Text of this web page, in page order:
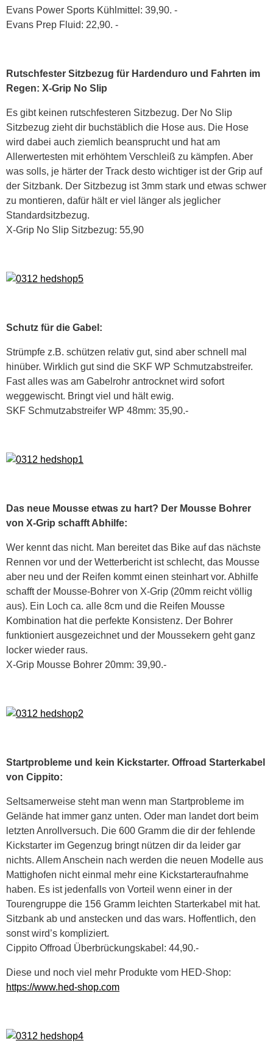
Evans Power Sports Kühlmittel: 39,90. -
Evans Prep Fluid: 22,90. -
Rutschfester Sitzbezug für Hardenduro und Fahrten im
Regen: X-Grip No Slip
Es gibt keinen rutschfesteren Sitzbezug. Der No Slip
Sitzbezug zieht dir buchstäblich die Hose aus. Die Hose
wird dabei auch ziemlich beansprucht und hat am
Allerwertesten mit erhöhtem Verschleiß zu kämpfen. Aber
was solls, je härter der Track desto wichtiger ist der Grip auf
der Sitzbank. Der Sitzbezug ist 3mm stark und etwas schwer
zu montieren, dafür hält er viel länger als jeglicher
Standardsitzbezug.
X-Grip No Slip Sitzbezug: 55,90
Schutz für die Gabel:
Strümpfe z.B. schützen relativ gut, sind aber schnell mal
hinüber. Wirklich gut sind die SKF WP Schmutzabstreifer.
Fast alles was am Gabelrohr antrocknet wird sofort
weggewischt. Bringt viel und hält ewig.
SKF Schmutzabstreifer WP 48mm: 35,90.-
Das neue Mousse etwas zu hart? Der Mousse Bohrer
von X-Grip schafft Abhilfe:
Wer kennt das nicht. Man bereitet das Bike auf das nächste
Rennen vor und der Wetterbericht ist schlecht, das Mousse
aber neu und der Reifen kommt einen steinhart vor. Abhilfe
schafft der Mousse-Bohrer von X-Grip (20mm reicht völlig
aus). Ein Loch ca. alle 8cm und die Reifen Mousse
Kombination hat die perfekte Konsistenz. Der Bohrer
funktioniert ausgezeichnet und der Moussekern geht ganz
locker wieder raus.
X-Grip Mousse Bohrer 20mm: 39,90.-
Startprobleme und kein Kickstarter. Offroad Starterkabel
von Cippito:
Seltsamerweise steht man wenn man Startprobleme im
Gelände hat immer ganz unten. Oder man landet dort beim
letzten Anrollversuch. Die 600 Gramm die dir der fehlende
Kickstarter im Gegenzug bringt nützen dir da leider gar
nichts. Allem Anschein nach werden die neuen Modelle aus
Mattighofen nicht einmal mehr eine Kickstarteraufnahme
haben. Es ist jedenfalls von Vorteil wenn einer in der
Tourengruppe die 156 Gramm leichten Starterkabel mit hat.
Sitzbank ab und anstecken und das wars. Hoffentlich, den
sonst wird’s kompliziert.
Cippito Offroad Überbrückungskabel: 44,90.-
Diese und noch viel mehr Produkte vom HED-Shop:
https://www.hed-shop.com